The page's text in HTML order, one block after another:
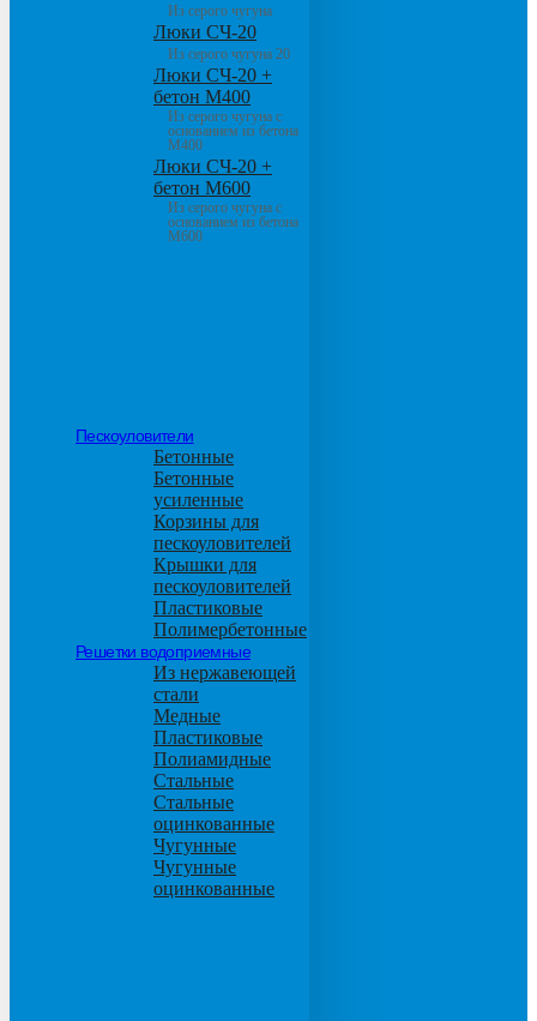
Из серого чугуна
Люки СЧ-20
Из серого чугуна 20
Люки СЧ-20 +
бетон М400
Из серого чугуна с
основанием из бетона
М400
Люки СЧ-20 +
бетон М600
Из серого чугуна с
основанием из бетона
М600
Пескоуловители
Бетонные
Бетонные
усиленные
Корзины для
пескоуловителей
Крышки для
пескоуловителей
Пластиковые
Полимербетонные
Решетки водоприемные
Из нержавеющей
стали
Медные
Пластиковые
Полиамидные
Стальные
Стальные
оцинкованные
Чугунные
Чугунные
оцинкованные